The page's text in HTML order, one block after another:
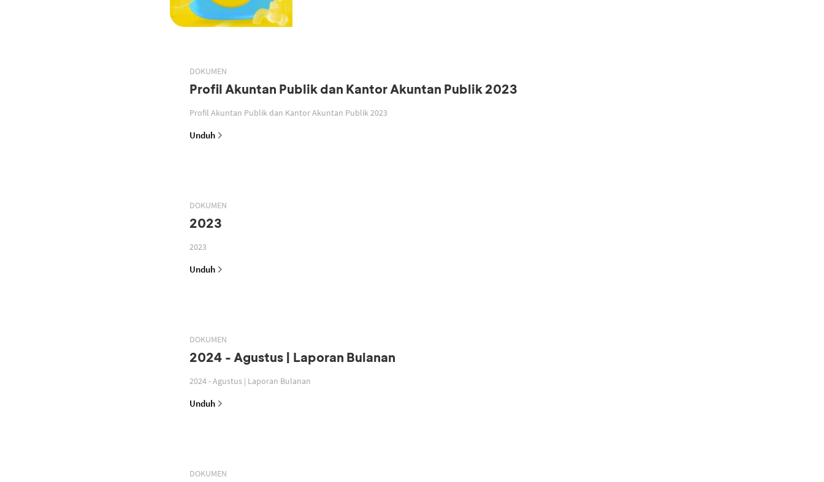
DOKUMEN
Profil Akuntan Publik dan Kantor Akuntan Publik 2023
Profil Akuntan Publik dan Kantor Akuntan Publik 2023
Unduh
DOKUMEN
2023
2023
Unduh
DOKUMEN
2024 - Agustus | Laporan Bulanan
2024 - Agustus | Laporan Bulanan
Unduh
DOKUMEN